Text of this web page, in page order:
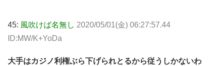
45: 風吹けば名無し 2020/05/01(金) 06:27:57.44
ID:MW/K+YoDa
大手はカジノ利権ぶら下げられとるから従うしかないわ